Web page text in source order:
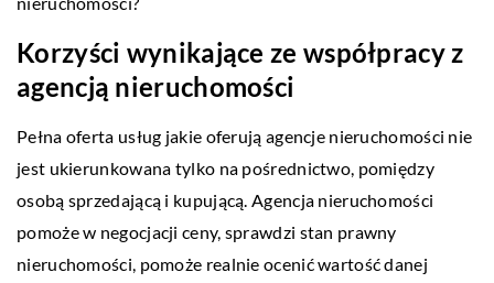
Korzyści wynikające ze współpracy z
agencją nieruchomości
Pełna oferta usług jakie oferują agencje nieruchomości nie
jest ukierunkowana tylko na pośrednictwo, pomiędzy
osobą sprzedającą i kupującą. Agencja nieruchomości
pomoże w negocjacji ceny, sprawdzi stan prawny
nieruchomości, pomoże realnie ocenić wartość danej